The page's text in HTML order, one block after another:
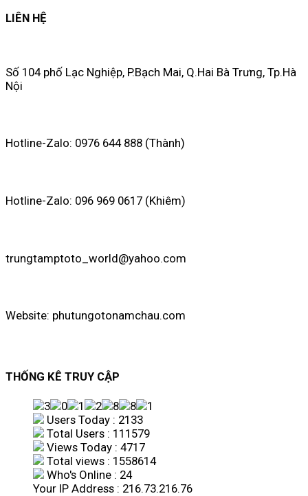
LIÊN HỆ
Số 104 phố Lạc Nghiệp, P.Bạch Mai, Q.Hai Bà Trưng, Tp.Hà
Nội
Hotline-Zalo: 0976 644 888 (Thành)
Hotline-Zalo: 096 969 0617 (Khiêm)
trungtamptoto_world@yahoo.com
Website: phutungotonamchau.com
THỐNG KÊ TRUY CẬP
Users Today : 2133
Total Users : 111579
Views Today : 4717
Total views : 1558614
Who's Online : 24
Your IP Address : 216.73.216.76